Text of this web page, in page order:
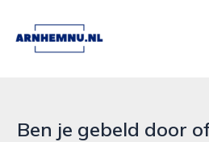
arnhemnu.nl
Ben je gebeld door